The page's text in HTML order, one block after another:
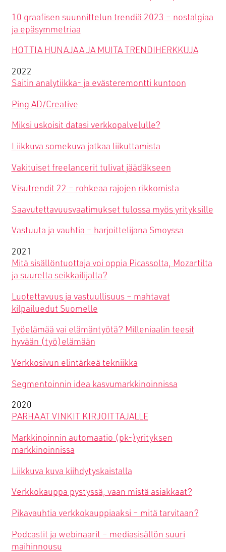
10 graafisen suunnittelun trendiä 2023 – nostalgiaa
ja epäsymmetriaa
HOTTIA HUNAJAA JA MUITA TRENDIHERKKUJA
2022
Saitin analytiikka- ja evästeremontti kuntoon
Ping AD/Creative
Miksi uskoisit datasi verkkopalvelulle?
Liikkuva somekuva jatkaa liikuttamista
Vakituiset freelancerit tulivat jäädäkseen
Visutrendit 22 – rohkeaa rajojen rikkomista
Saavutettavuusvaatimukset tulossa myös yrityksille
Vastuuta ja vauhtia – harjoittelijana Smoyssa
2021
Mitä sisällöntuottaja voi oppia Picassolta, Mozartilta
ja suurelta seikkailijalta?
Luotettavuus ja vastuullisuus – mahtavat
kilpailuedut Suomelle
Työelämää vai elämäntyötä? Milleniaalin teesit
hyvään (työ)elämään
Verkkosivun elintärkeä tekniikka
Segmentoinnin idea kasvumarkkinoinnissa
2020
PARHAAT VINKIT KIRJOITTAJALLE
Markkinoinnin automaatio (pk-)yrityksen
markkinoinnissa
Liikkuva kuva kiihdytyskaistalla
Verkkokauppa pystyssä, vaan mistä asiakkaat?
Pikavauhtia verkkokauppiaaksi – mitä tarvitaan?
Podcastit ja webinaarit – mediasisällön suuri
maihinnousu